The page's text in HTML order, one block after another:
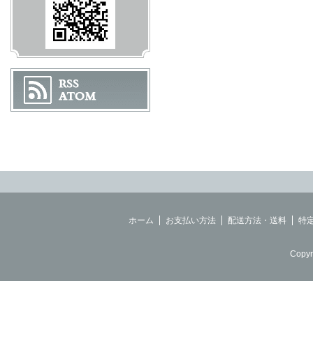
ホーム お支払い方法 配送方法・送料 特